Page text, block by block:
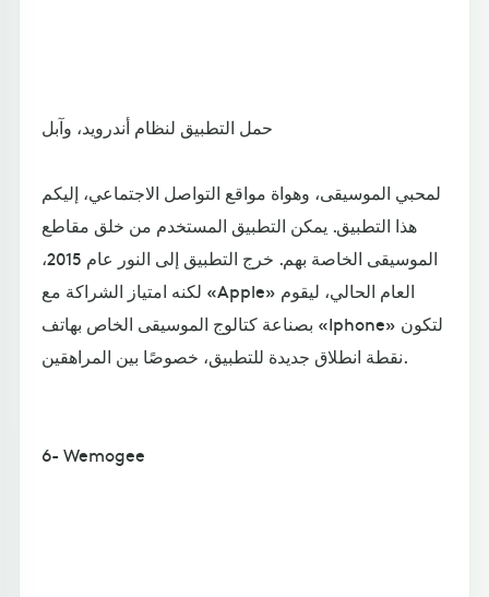
حمل التطبيق لنظام أندرويد، وآبل
لمحبي الموسيقى، وهواة مواقع التواصل الاجتماعي، إليكم
هذا التطبيق. يمكن التطبيق المستخدم من خلق مقاطع
الموسيقى الخاصة بهم. خرج التطبيق إلى النور عام 2015،
لكنه امتياز الشراكة مع «Apple» العام الحالي، ليقوم
بصناعة كتالوج الموسيقى الخاص بهاتف «Iphone» لتكون
نقطة انطلاق جديدة للتطبيق، خصوصًا بين المراهقين.
6- Wemogee